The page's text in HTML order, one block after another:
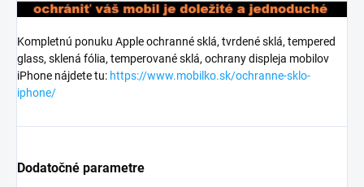
Kompletnú ponuku Apple ochranné sklá, tvrdené sklá, tempered
glass, sklená fólia, temperované sklá, ochrany displeja mobilov
iPhone nájdete tu: https://www.mobilko.sk/ochranne-sklo-
iphone/
Dodatočné parametre